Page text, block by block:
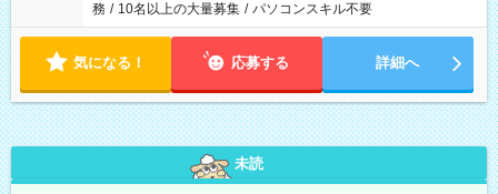
務 / 10名以上の大量募集 / パソコンスキル不要
気になる！ 応募する 詳細へ
未読